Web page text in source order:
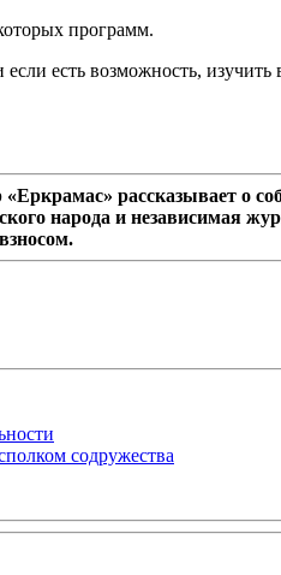
программ.
есть возможность, изучить
рассказывает о
народа и независимая
содружества